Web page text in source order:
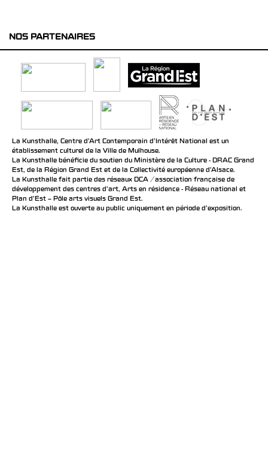
NOS PARTENAIRES
La Kunsthalle, Centre d’Art Contemporain d’Intérêt National est un
établissement culturel de la Ville de Mulhouse.
La Kunsthalle bénéficie du soutien du Ministère de la Culture - DRAC Grand
Est, de la Région Grand Est et de la Collectivité européenne d’Alsace.
La Kunsthalle fait partie des réseaux DCA / association française de
développement des centres d'art, Arts en résidence - Réseau national et
Plan d’Est – Pôle arts visuels Grand Est.
La Kunsthalle est ouverte au public uniquement en période d'exposition.